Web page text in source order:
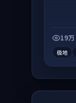
19万
极地